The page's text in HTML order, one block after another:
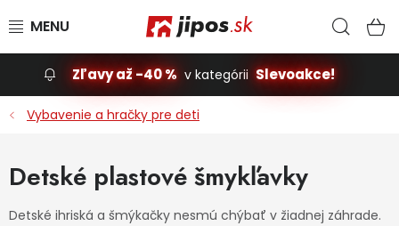
Slevoakce
Zľavy až -40 % v kategórii Slevoakce!
Vybavenie a hračky pre deti
Detské plastové šmykľavky
Detské ihriská a šmýkačky nesmú chýbať v žiadnej záhrade.